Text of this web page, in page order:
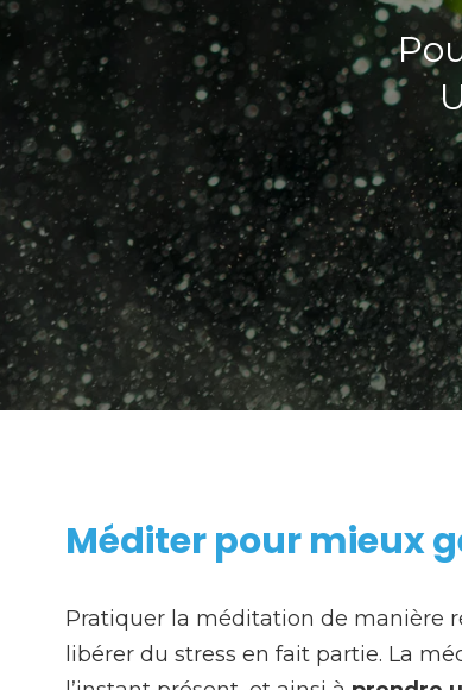
Méditer pour mieux
Pratiquer la méditation de manière
libérer du stress en fait partie. La